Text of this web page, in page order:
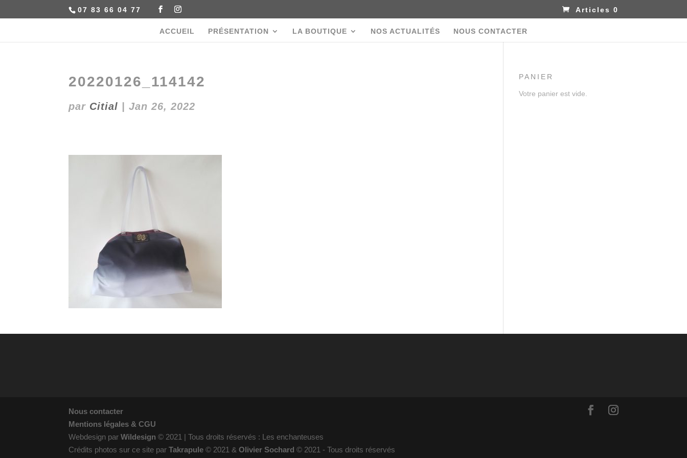
07 83 66 04 77 Articles 0
ACCUEIL PRÉSENTATION LA BOUTIQUE NOS ACTUALITÉS NOUS CONTACTER
20220126_114142
par Citial |Jan 26, 2022
PANIER
Votre panier est vide.
Nous contacter
Mentions légales & CGU
Webdesign parWildesign © 2021 | Tous droits réservés : Les enchanteuses
Crédits photos sur ce site parTakrapule© 2021 &Olivier Sochard© 2021 - Tous droits réservés